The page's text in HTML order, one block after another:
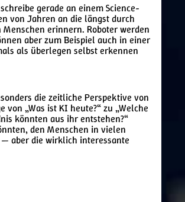
gerade an einem Science-
von Jahren an die längst durch
erinnern. Roboter werden
aber zum Beispiel auch in einer
als überlegen selbst erkennen
die zeitliche Perspektive von
„Was ist KI heute?“ zu „Welche
könnten aus ihr entstehen?“
den Menschen in vielen
aber die wirklich interessante